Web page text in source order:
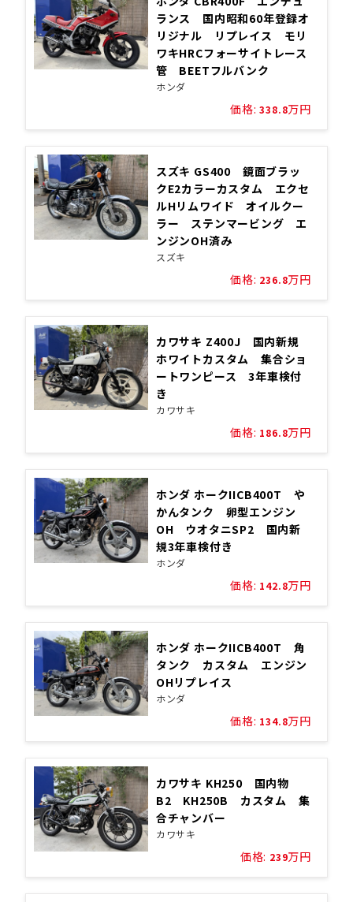
ランス 国内昭和60年登録オ
リジナル リプレイス モリ
ワキHRCフォーサイトレース
管 BEETフルバンク
ホンダ
価格: 338.8万円
スズキ GS400 鏡面ブラッ
クE2カラーカスタム エクセ
ルHリムワイド オイルクー
ラー ステンマービング エ
ンジンOH済み
スズキ
価格: 236.8万円
カワサキ Z400J 国内新規
ホワイトカスタム 集合ショ
ートワンピース 3年車検付
き
カワサキ
価格: 186.8万円
ホンダ ホークIICB400T や
かんタンク 卵型エンジン
OH ウオタニSP2 国内新
規3年車検付き
ホンダ
価格: 142.8万円
ホンダ ホークIICB400T 角
タンク カスタム エンジン
OHリプレイス
ホンダ
価格: 134.8万円
カワサキ KH250 国内物
B2 KH250B カスタム 集
合チャンバー
カワサキ
価格: 239万円